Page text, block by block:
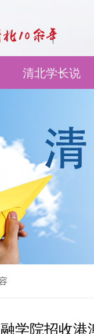
清北学长说
学院招收